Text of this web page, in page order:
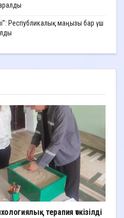
Республикалық маңызы бар үш
терапия өткізілді